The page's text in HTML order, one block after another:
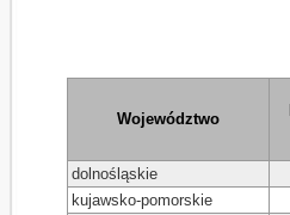
Województwo
dolnośląskie
kujawsko-pomorskie